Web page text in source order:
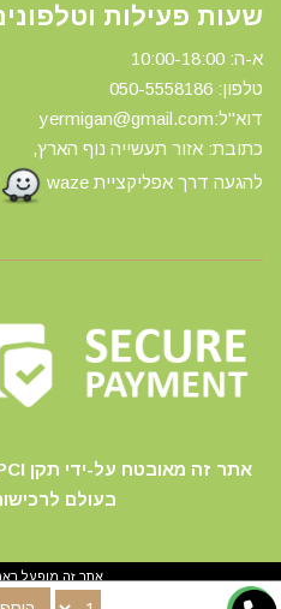
שעות פעילות
א-ה: 10:00-18:00
טלפון: 0 50-5558186
דוא"ל:yermigan@gmail.com
כתובת: אזור תעשייה נוף הארץ,
להגעה דרך אפליקציית waze
בעולם
אתר זה מופעל